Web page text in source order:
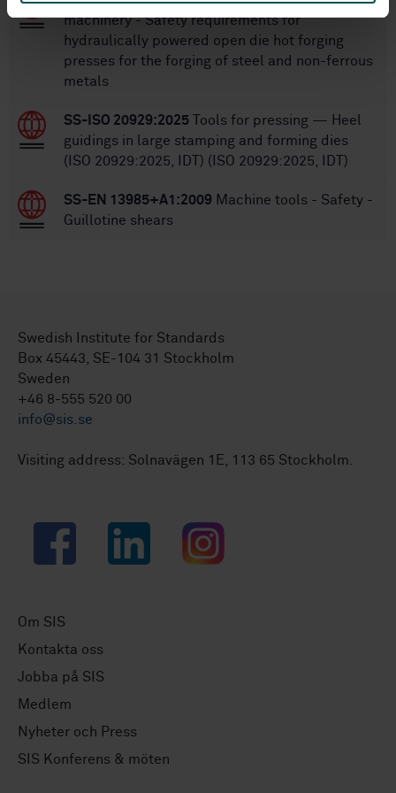
machinery - Safety requirements for
hydraulically powered open die hot forging
presses for the forging of steel and non-ferrous
metals
SS-ISO 20929:2025 Tools for pressing — Heel
guidings in large stamping and forming dies
(ISO 20929:2025, IDT) (ISO 20929:2025, IDT)
SS-EN 13985+A1:2009 Machine tools - Safety -
Guillotine shears
Swedish Institute for Standards
Box 45443, SE-104 31 Stockholm
Sweden
+46 8-555 520 00
info@sis.se
Visiting address: Solnavägen 1E, 113 65 Stockholm.
Facebook LinkedIn Instagram
Om SIS
Kontakta oss
Jobba på SIS
Medlem
Nyheter och Press
SIS Konferens & möten